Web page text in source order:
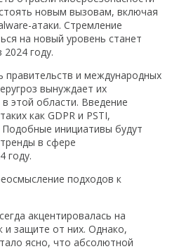
новым вызовам, включая
атаки. Стремление
на новый уровень станет
году.
правительств и международных
вынуждает их
этой области. Введение
как GDPR и PSTI,
инициативы будут
в сфере
году.
подходов к
акцентировалась на
и защите от них. Однако,
ясно, что абсолютной